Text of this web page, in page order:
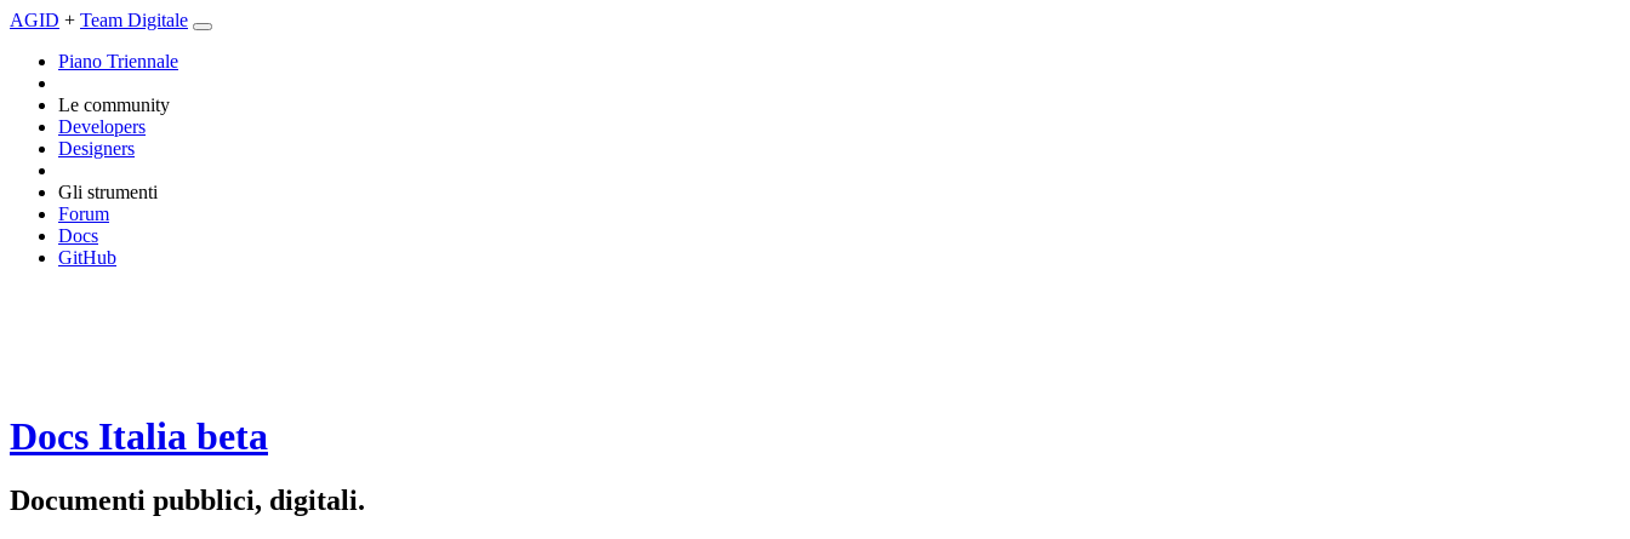
AGID + Team Digitale
Piano Triennale
Le community
Developers
Designers
Gli strumenti
Forum
Docs
GitHub
Docs Italia beta
Documenti pubblici, digitali.